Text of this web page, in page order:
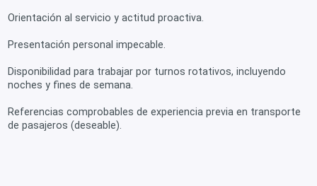
Orientación al servicio y actitud proactiva.
Presentación personal impecable.
Disponibilidad para trabajar por turnos rotativos, incluyendo
noches y fines de semana.
Referencias comprobables de experiencia previa en transporte
de pasajeros (deseable).